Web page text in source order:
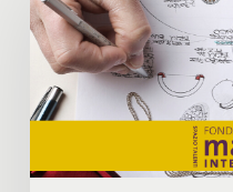
INTELLIGENTI